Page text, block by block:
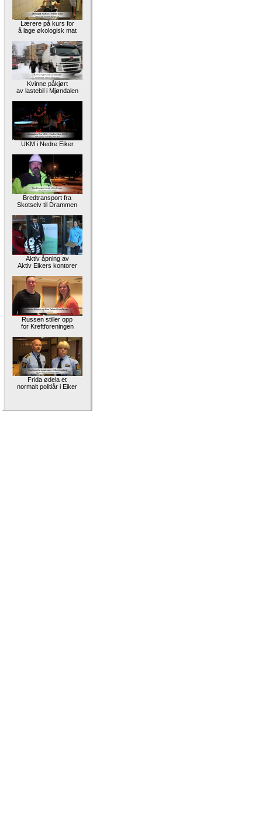
Lærere på kurs for
å lage økologisk mat
Kvinne påkjørt
av lastebil i Mjøndalen
UKM i Nedre Eiker
Bredtransport fra
Skotselv til Drammen
Aktiv åpning av
Aktiv Eikers kontorer
Russen stiller opp
for Kreftforeningen
Frida ødela et
normalt politiår i Eiker